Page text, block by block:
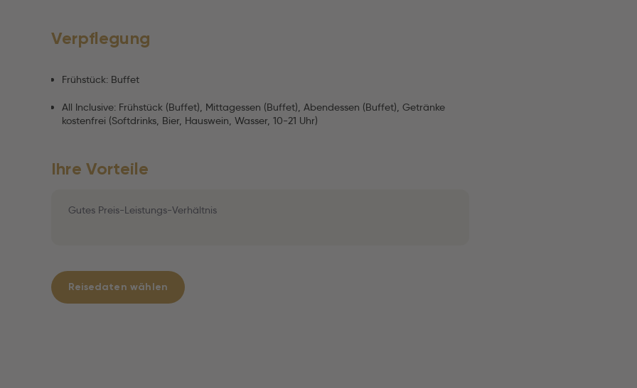
Verpflegung
Frühstück: Buffet
All Inclusive: Frühstück (Buffet), Mittagessen (Buffet), Abendessen (Buffet), Getränke
kostenfrei (Softdrinks, Bier, Hauswein, Wasser, 10-21 Uhr)
Ihre Vorteile
Gutes Preis-Leistungs-Verhältnis
Reisedaten wählen